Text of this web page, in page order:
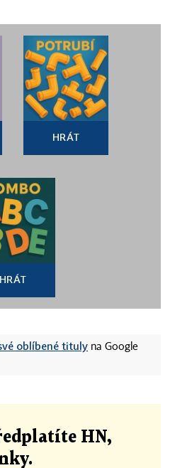
HRÁT
HRÁT
oblíbené tituly na Google
HN,
.